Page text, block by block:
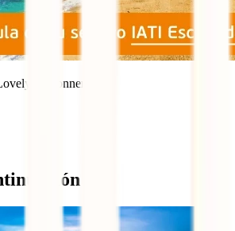
Lisbonner